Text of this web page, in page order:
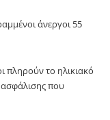
άνεργοι 55
πληρούν το ηλικιακό
που